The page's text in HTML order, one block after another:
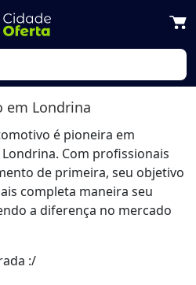
em Londrina
é pioneira em
Com profissionais
de primeira, seu objetivo
completa maneira seu
a diferença no mercado
:/